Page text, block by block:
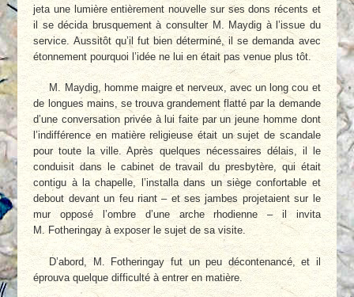
jeta une lumière entièrement nouvelle sur ses dons récents et
il se décida brusquement à consulter M. Maydig à l’issue du
service. Aus­sitôt qu’il fut bien déterminé, il se demanda avec
étonnement pourquoi l’idée ne lui en était pas venue plus tôt.
M. Maydig, homme maigre et nerveux, avec un long cou et
de longues mains, se trou­va grandement flatté par la demande
d’une conversation privée à lui faite par un jeune homme dont
l’indifférence en matière reli­gieuse était un sujet de scandale
pour toute la ville. Après quelques nécessaires délais, il le
conduisit dans le cabinet de travail du presby­tère, qui était
contigu à la chapelle, l’installa dans un siège confortable et
debout devant un feu riant – et ses jambes projetaient sur le
mur opposé l’ombre d’une arche rhodienne – il invita
M. Fotheringay à exposer le sujet de sa visite.
D’abord, M. Fotheringay fut un peu décon­tenancé, et il
éprouva quelque difficulté à en­trer en matière.